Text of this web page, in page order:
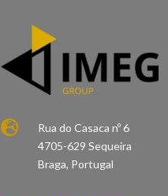

Rua do Casaca nº 6
4705-629 Sequeira
Braga, Portugal